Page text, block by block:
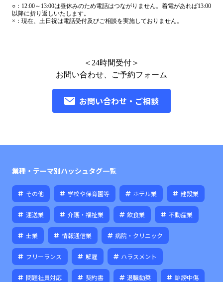
○： 12:00～13:00は昼休みのため電話はつながりません。着電があれば13:00
以降に折り返しいたします。
×： 現在、土日祝は電話受付及びご相談を実施しておりません。
＜24時間受付＞
お問い合わせ、ご予約フォーム
お問い合わせ・ご相談
業種・テーマ別ハッシュタグ一覧
その他 学校や保育園等 ホテル業 建設業
運送業 介護・福祉業 飲食業 不動産業
士業 情報通信業 病院・クリニック
フリーランス 解雇 ハラスメント
問題社員対応 契約書 退職勧奨 誹謗中傷